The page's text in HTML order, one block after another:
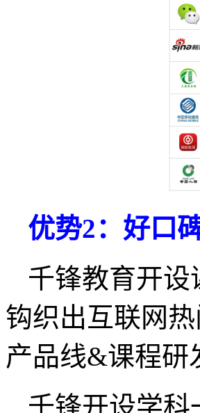
优势2：好口
千锋教育开
钩织出互联网
产品线&课程研
千锋开设学科